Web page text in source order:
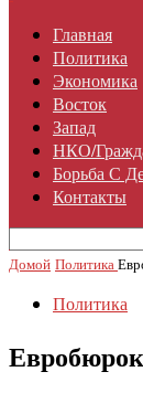
Главная
Политика
Экономика
Восток
Запад
НКО/
Борьба С
Контакты
Домой Политика
Политика